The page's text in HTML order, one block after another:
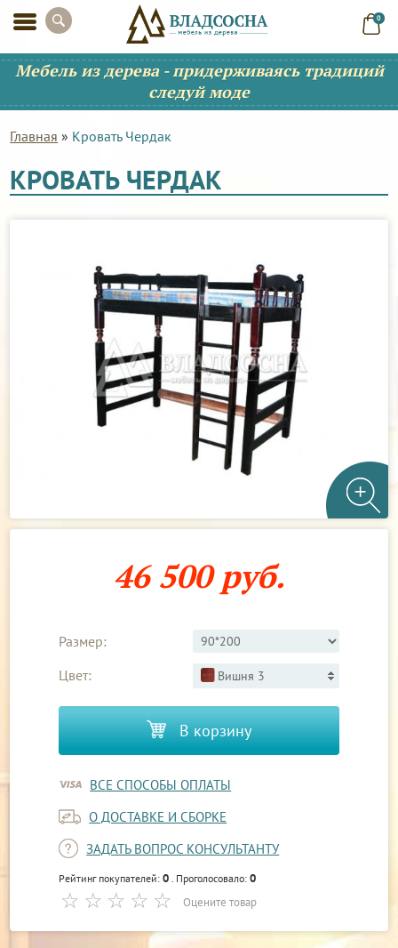
0
Мебель из дерева - придерживаясь традиций
следуй моде
Главная » Кровать Чердак
КРОВАТЬ ЧЕРДАК
46 500 руб.
Размер:
Цвет:
Вишня 3
В корзину
ВСЕ СПОСОБЫ ОПЛАТЫ
О ДОСТАВКЕ И СБОРКЕ
ЗАДАТЬ ВОПРОС КОНСУЛЬТАНТУ
Рейтинг покупателей:0 . Проголосовало:0
Оцените товар